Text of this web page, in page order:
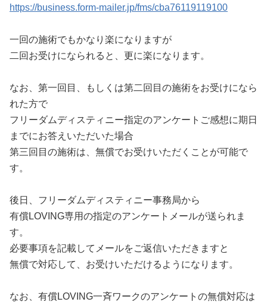
https://business.form-mailer.jp/fms/cba76119119100
一回の施術でもかなり楽になりますが
二回お受けになられると、更に楽になります。
なお、第一回目、もしくは第二回目の施術をお受けになら
れた方で
フリーダムディスティニー指定のアンケートご感想に期日
までにお答えいただいた場合
第三回目の施術は、無償でお受けいただくことが可能で
す。
後日、フリーダムディスティニー事務局から
有償LOVING専用の指定のアンケートメールが送られま
す。
必要事項を記載してメールをご返信いただきますと
無償で対応して、お受けいただけるようになります。
なお、有償LOVING一斉ワークのアンケートの無償対応は